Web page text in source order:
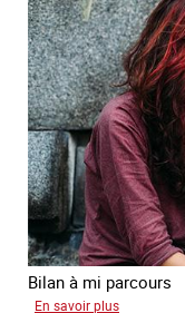
statistiques
sur
la
traite
des
êtres
humains
à
l’échelle
européenne
Bilan à mi parcours
En savoir plus